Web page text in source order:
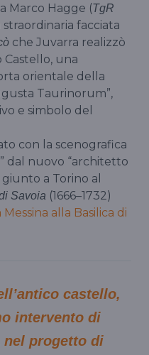
Marco Hagge (TgR
facciata
che Juvarra realizzò
Castello, una
orientale della
Taurinorum”,
e simbolo del
con la scenografica
dal nuovo “architetto
a Torino al
Savoia (1666–1732)
alla Basilica di
castello,
intervento di
nel progetto di